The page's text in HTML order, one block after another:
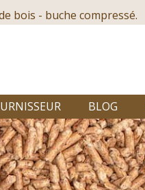
bois - buche compressé.
BLOG